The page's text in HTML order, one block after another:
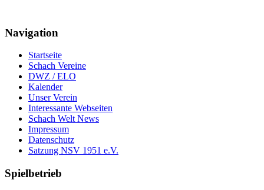
Navigation
Startseite
Schach Vereine
DWZ / ELO
Kalender
Unser Verein
Interessante Webseiten
Schach Welt News
Impressum
Datenschutz
Satzung NSV 1951 e.V.
Spielbetrieb